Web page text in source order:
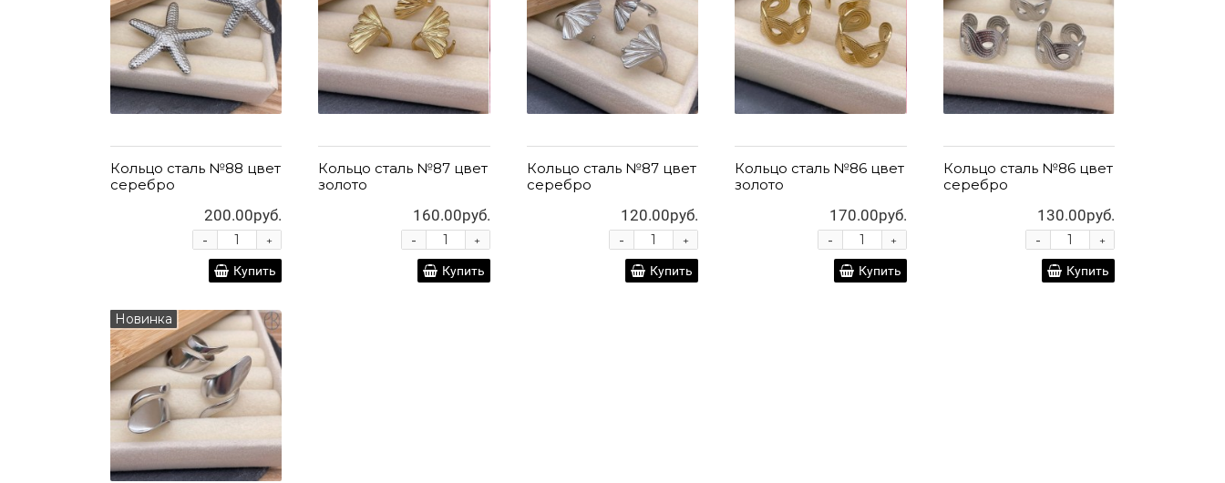
Кольцо сталь №88 цвет
серебро
200.00руб.
+
-
Купить
Кольцо сталь №87 цвет
золото
160.00руб.
+
-
Купить
Кольцо сталь №87 цвет
серебро
120.00руб.
+
-
Купить
Кольцо сталь №86 цвет
золото
170.00руб.
+
-
Купить
Кольцо сталь №86 цвет
серебро
130.00руб.
+
-
Купить
Новинка